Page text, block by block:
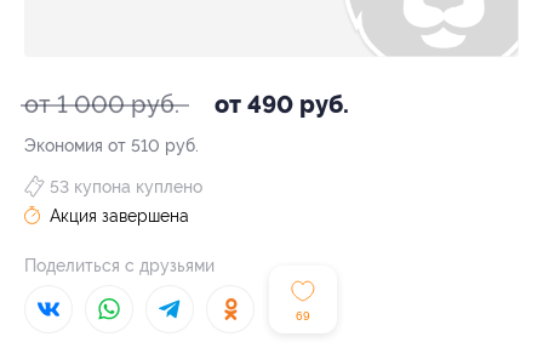
от 1 000 руб. от 490 руб.
Экономия от 510 руб.
69
53 купона куплено
Акция завершена
Поделиться с друзьями